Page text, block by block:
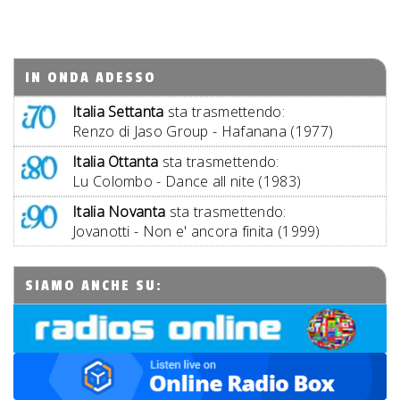
IN ONDA ADESSO
Italia Settanta sta trasmettendo:
Renzo di Jaso Group - Hafanana (1977)
Italia Ottanta sta trasmettendo:
Lu Colombo - Dance all nite (1983)
Italia Novanta sta trasmettendo:
Jovanotti - Non e' ancora finita (1999)
SIAMO ANCHE SU: